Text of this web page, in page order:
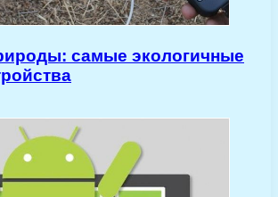
самые экологичные